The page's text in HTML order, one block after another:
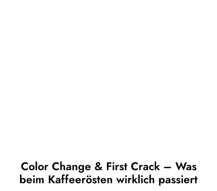
Color Change & First Crack – Was
beim Kaffeerösten wirklich passiert